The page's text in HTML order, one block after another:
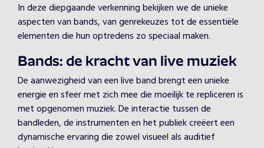
In deze diepgaande verkenning bekijken we de unieke
aspecten van bands, van genrekeuzes tot de essentiële
elementen die hun optredens zo speciaal maken.
Bands: de kracht van live muziek
De aanwezigheid van een live band brengt een unieke
energie en sfeer met zich mee die moeilijk te repliceren is
met opgenomen muziek. De interactie tussen de
bandleden, de instrumenten en het publiek creëert een
dynamische ervaring die zowel visueel als auditief